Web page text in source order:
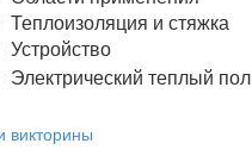
Теплоизоляция и стяжка
Устройство
Электрический теплый пол
викторины